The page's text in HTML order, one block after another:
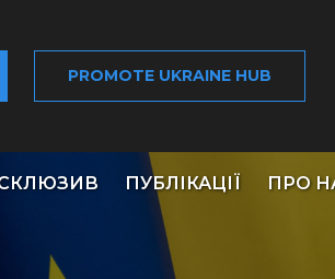
PROMOTE UKRAINE HUB
ПУБЛІКАЦІЇ ПРО